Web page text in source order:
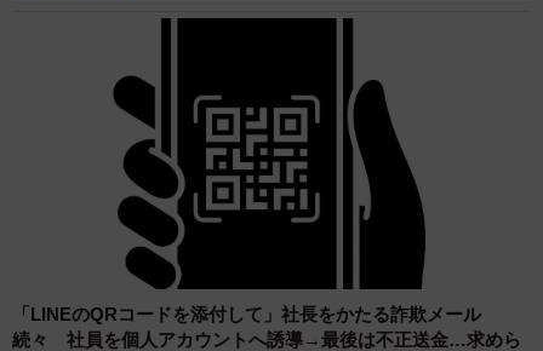
「LINEのQRコードを添付して」社長をかたる詐欺メール
続々 社員を個人アカウントへ誘導→最後は不正送金…求めら